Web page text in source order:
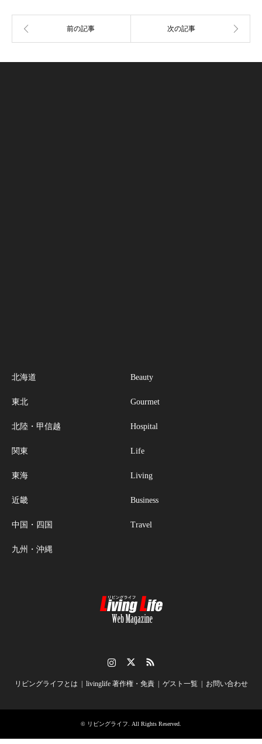
北海道
東北
北陸・甲信越
関東
東海
近畿
中国・四国
九州・沖縄
Beauty
Gourmet
Hospital
Life
Living
Business
Travel
リビングライフとは livinglife 著作権・免責 ゲスト一覧 お問い合わせ
© リビングライフ . All Rights Reserved.